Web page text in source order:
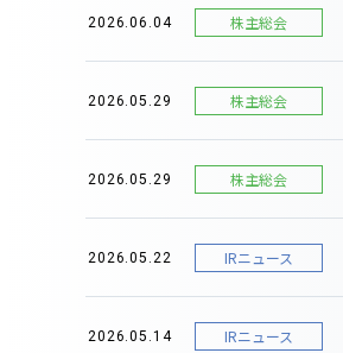
2026.06.04 株主総会
2026.05.29 株主総会
2026.05.29 株主総会
2026.05.22 IRニュース
2026.05.14 IRニュース